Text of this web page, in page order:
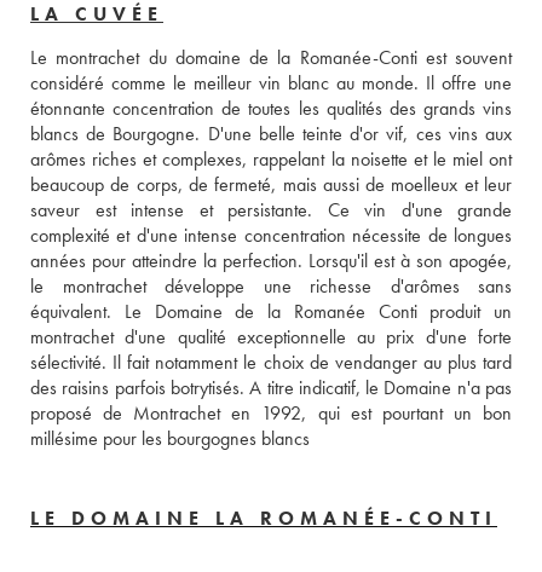
LA CUVÉE
Le montrachet du domaine de la Romanée-Conti est souvent
considéré comme le meilleur vin blanc au monde. Il offre une
étonnante concentration de toutes les qualités des grands vins
blancs de Bourgogne. D'une belle teinte d'or vif, ces vins aux
arômes riches et complexes, rappelant la noisette et le miel ont
beaucoup de corps, de fermeté, mais aussi de moelleux et leur
saveur est intense et persistante. Ce vin d'une grande
complexité et d'une intense concentration nécessite de longues
années pour atteindre la perfection. Lorsqu'il est à son apogée,
le montrachet développe une richesse d'arômes sans
équivalent. Le Domaine de la Romanée Conti produit un
montrachet d'une qualité exceptionnelle au prix d'une forte
sélectivité. Il fait notamment le choix de vendanger au plus tard
des raisins parfois botrytisés. A titre indicatif, le Domaine n'a pas
proposé de Montrachet en 1992, qui est pourtant un bon
millésime pour les bourgognes blancs
LE DOMAINE LA ROMANÉE-CONTI